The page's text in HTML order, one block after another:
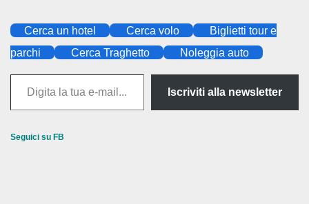
Cerca un hotel Cerca volo
Biglietti tour e
parchi
Cerca Traghetto Noleggia auto
Digita
la
Iscriviti alla newsletter
Seguici su FB